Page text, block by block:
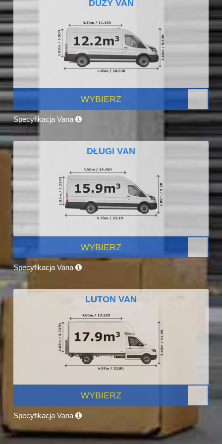
DUŻY VAN
WYBIERZ
Specyfikacja Vana
DŁUGI VAN
WYBIERZ
Specyfikacja Vana
LUTON VAN
WYBIERZ
Specyfikacja Vana